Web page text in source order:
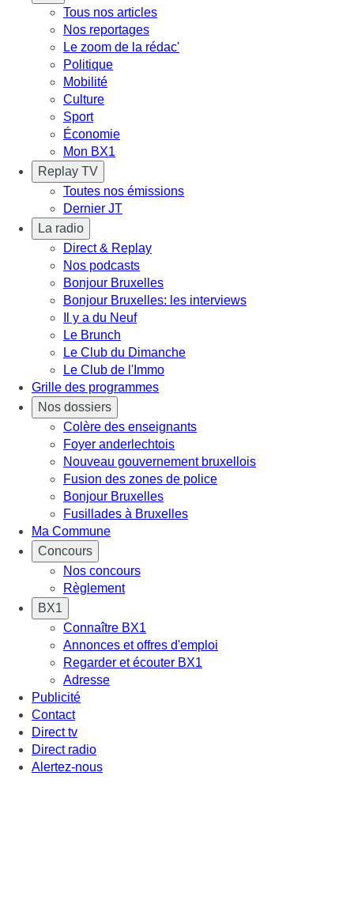
Tous nos articles
Nos reportages
Le zoom de la rédac'
Politique
Mobilité
Culture
Sport
Économie
Mon BX1
Replay TV
Toutes nos émissions
Dernier JT
La radio
Direct & Replay
Nos podcasts
Bonjour Bruxelles
Bonjour Bruxelles: les interviews
Il y a du Neuf
Le Brunch
Le Club du Dimanche
Le Club de l'Immo
Grille des programmes
Nos dossiers
Colère des enseignants
Foyer anderlechtois
Nouveau gouvernement bruxellois
Fusion des zones de police
Bonjour Bruxelles
Fusillades à Bruxelles
Ma Commune
Concours
Nos concours
Règlement
BX1
Connaître BX1
Annonces et offres d'emploi
Regarder et écouter BX1
Adresse
Publicité
Contact
Direct tv
Direct radio
Alertez-nous